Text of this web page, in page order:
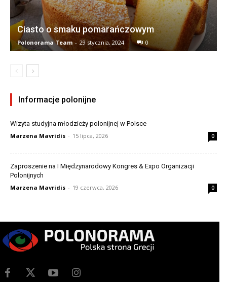
Ciasto o smaku pomarańczowym
Polonorama Team - 29 stycznia, 2024 0
Informacje polonijne
Wizyta studyjna młodzieży polonijnej w Polsce
Marzena Mavridis - 15 lipca, 2026 0
Zaproszenie na I Międzynarodowy Kongres & Expo Organizacji
Polonijnych
Marzena Mavridis - 19 czerwca, 2026 0